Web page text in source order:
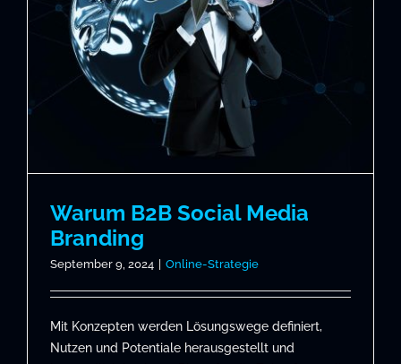
Warum B2B Social Media
Branding
September 9, 2024 Online-Strategie
Mit Konzepten werden Lösungswege definiert,
Nutzen und Potentiale herausgestellt und